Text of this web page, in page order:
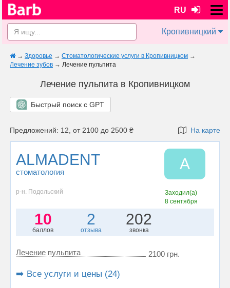
RU
Кропивницкий
→ Здоровье → Стоматологические услуги в Кропивницком →
Лечение зубов → Лечение пульпита
Лечение пульпита в Кропивницком
Быстрый поиск с GPT
Предложений: 12, от 2100 до 2500 ₴ На карте
ALMADENT
стоматология A
р-н. Подольский
Заходил(а)
8 сентября
10
баллов
2
отзыва
202
звонка
Лечение пульпита 2100 грн.
➡️ Все услуги и цены (24)